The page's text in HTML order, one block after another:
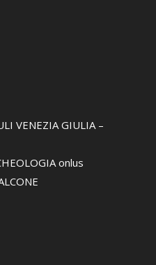
VENEZIA GIULIA –
onlus